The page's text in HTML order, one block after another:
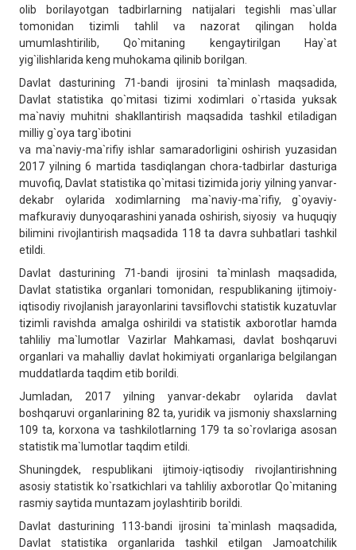
olib borilayotgan tadbirlarning natijalari tegishli mas`ullar
tomonidan tizimli tahlil va nazorat qilingan holda
umumlashtirilib, Qo`mitaning kengaytirilgan Hay`at
yig`ilishlarida keng muhokama qilinib borilgan.
Davlat dasturining 71-bandi ijrosini ta`minlash maqsadida,
Davlat statistika qo`mitasi tizimi xodimlari o`rtasida yuksak
ma`naviy muhitni shakllantirish maqsadida tashkil etiladigan
milliy g`oya targ`ibotini
va ma`naviy-ma`rifiy ishlar samaradorligini oshirish yuzasidan
2017 yilning 6 martida tasdiqlangan chora-tadbirlar dasturiga
muvofiq, Davlat statistika qo`mitasi tizimida joriy yilning yanvar-
dekabr oylarida xodimlarning ma`naviy-ma`rifiy, g`oyaviy-
mafkuraviy dunyoqarashini yanada oshirish, siyosiy va huquqiy
bilimini rivojlantirish maqsadida 118 ta davra suhbatlari tashkil
etildi.
Davlat dasturining 71-bandi ijrosini ta`minlash maqsadida,
Davlat statistika organlari tomonidan, respublikaning ijtimoiy-
iqtisodiy rivojlanish jarayonlarini tavsiflovchi statistik kuzatuvlar
tizimli ravishda amalga oshirildi va statistik axborotlar hamda
tahliliy ma`lumotlar Vazirlar Mahkamasi, davlat boshqaruvi
organlari va mahalliy davlat hokimiyati organlariga belgilangan
muddatlarda taqdim etib borildi.
Jumladan, 2017 yilning yanvar-dekabr oylarida davlat
boshqaruvi organlarining 82 ta, yuridik va jismoniy shaxslarning
109 ta, korxona va tashkilotlarning 179 ta so`rovlariga asosan
statistik ma`lumotlar taqdim etildi.
Shuningdek, respublikani ijtimoiy-iqtisodiy rivojlantirishning
asosiy statistik ko`rsatkichlari va tahliliy axborotlar Qo`mitaning
rasmiy saytida muntazam joylashtirib borildi.
Davlat dasturining 113-bandi ijrosini ta`minlash maqsadida,
Davlat statistika organlarida tashkil etilgan Jamoatchilik